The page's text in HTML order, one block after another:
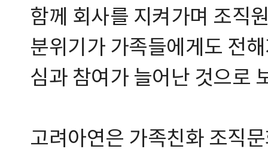
함께 회사를 지켜가며 조직
분위기가 가족들에게도 전
심과 참여가 늘어난 것으로
고려아연은 가족친화 조직